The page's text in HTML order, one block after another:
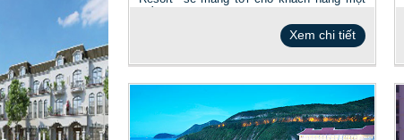
Xem chi tiết